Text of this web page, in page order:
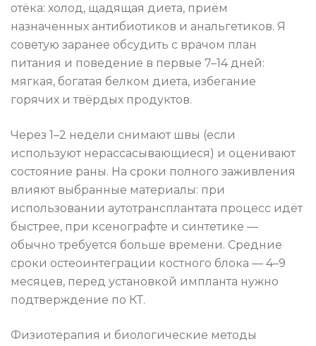
отёка: холод, щадящая диета, приём
назначенных антибиотиков и анальгетиков. Я
советую заранее обсудить с врачом план
питания и поведение в первые 7–14 дней:
мягкая, богатая белком диета, избегание
горячих и твёрдых продуктов.
Через 1–2 недели снимают швы (если
используют нерассасывающиеся) и оценивают
состояние раны. На сроки полного заживления
влияют выбранные материалы: при
использовании аутотрансплантата процесс идёт
быстрее, при ксенографте и синтетике —
обычно требуется больше времени. Средние
сроки остеоинтеграции костного блока — 4–9
месяцев, перед установкой импланта нужно
подтверждение по КТ.
Физиотерапия и биологические методы